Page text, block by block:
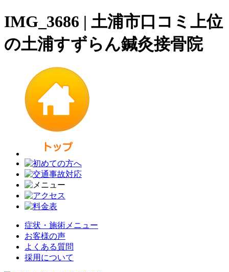
IMG_3686 | 土浦市口コミ上位
の土浦すずらん鍼灸接骨院
症状・施術メニュー
お客様の声
よくある質問
採用について